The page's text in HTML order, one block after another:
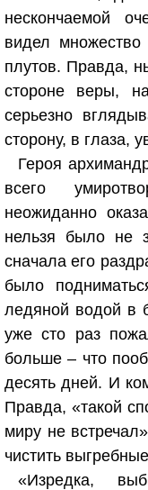
нескончаемой
видел
плутов. Правда,
стороне веры,
серьезно
сторону, в глаза,
Героя
всего
неожиданно
нельзя было не
сначала его
было
ледяной водой в
уже сто раз
больше – что
десять дней. И
Правда, «такой
миру не
чистить
«Изредка,